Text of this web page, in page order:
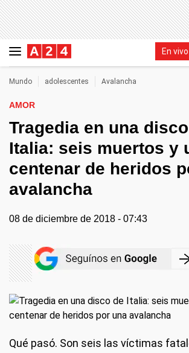
En vivo
Mundo adolescentes Avalancha
AMOR
Tragedia en una
Italia: seis muertos y
centenar de heridos
avalancha
08 de diciembre de 2018 - 07:43
Qué pasó. Son seis las víctimas